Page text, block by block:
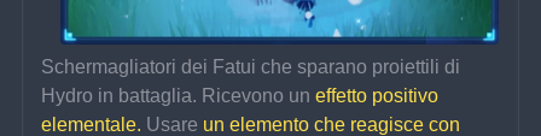
Schermagliatori dei Fatui che sparano proiettili di
Hydro in battaglia. Ricevono un effetto positivo
elementale. Usare un elemento che reagisce con